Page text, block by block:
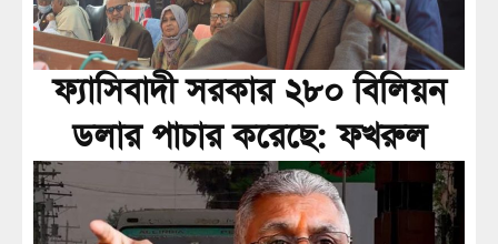
ফ্যাসিবাদী সরকার ২৮০ বিলিয়ন
ডলার পাচার করেছে: ফখরুল